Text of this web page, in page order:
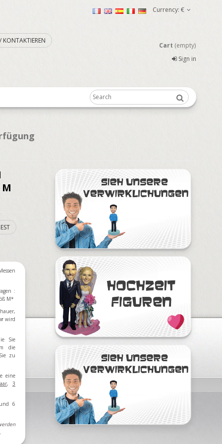
Currency: €
KONTAKTIEREN
Cart (empty)
Sign in
:
M*
wird
Sie
die
zu
eine
,3
6